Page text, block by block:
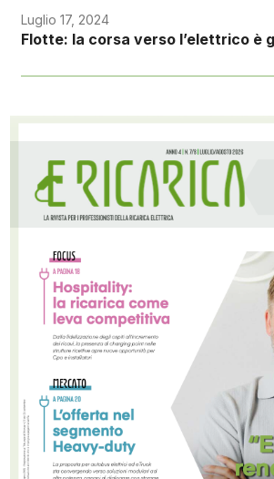
Luglio 17, 2024
Flotte: la corsa verso l’elettrico è